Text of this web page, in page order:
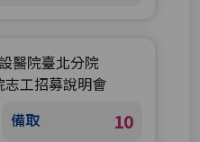
醫院臺北分院
工招募說明會
備取 10